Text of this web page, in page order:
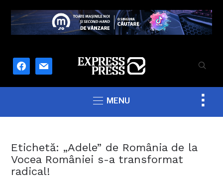
facebook
mail
MENU
Etichetă: „Adele” de România de la
Vocea României s-a transformat
radical!